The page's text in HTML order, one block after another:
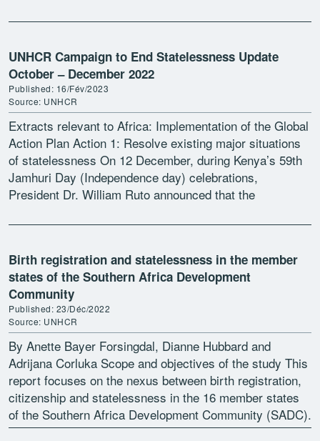
UNHCR Campaign to End Statelessness Update
October – December 2022
Published: 16/Fév/2023
Source: UNHCR
Extracts relevant to Africa: Implementation of the Global
Action Plan Action 1: Resolve existing major situations
of statelessness On 12 December, during Kenya’s 59th
Jamhuri Day (Independence day) celebrations,
President Dr. William Ruto announced that the
Birth registration and statelessness in the member
states of the Southern Africa Development
Community
Published: 23/Déc/2022
Source: UNHCR
By Anette Bayer Forsingdal, Dianne Hubbard and
Adrijana Corluka Scope and objectives of the study This
report focuses on the nexus between birth registration,
citizenship and statelessness in the 16 member states
of the Southern Africa Development Community (SADC).
The […]